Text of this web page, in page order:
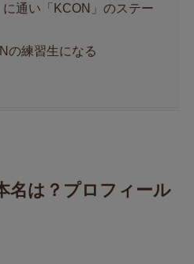
に通い「KCON」のステー
の練習生になる
名は？プロフィール